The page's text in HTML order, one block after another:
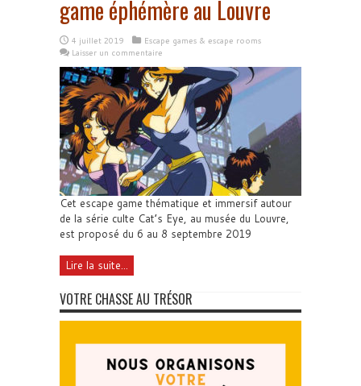
game éphémère au Louvre
4 juillet 2019
Escape games & escape rooms
Laisser un commentaire
Cet escape game thématique et immersif autour
de la série culte Cat’s Eye, au musée du Louvre,
est proposé du 6 au 8 septembre 2019
Lire la suite...
VOTRE CHASSE AU TRÉSOR